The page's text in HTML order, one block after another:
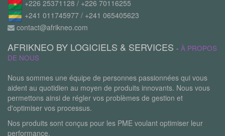
+226 25371128 / +226 70116255
+241 011745977 / +241 065405623
contact@afrikneo.com
AFRIKNEO BY LOGICIELS & SERVICES - À PROPOS
DE NOUS
Nous sommes une équipe de personnes passionnées qui vous
aident au quotidien au moyen de produits innovants. Nous vous
permettons ainsi de régler vos problèmes de gestion et
d'optimiser vos processus.
Nos produits sont conçus pour les PME voulant optimiser leur
performance.